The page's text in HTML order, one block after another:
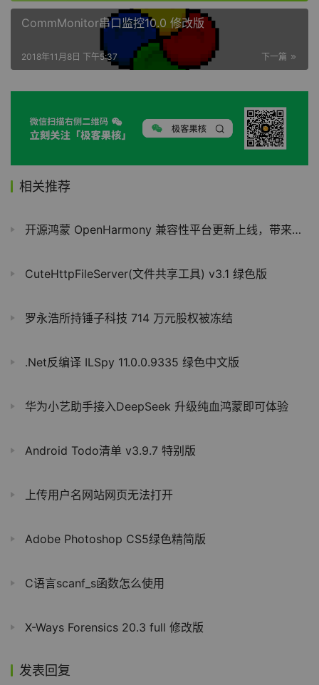
CommMonitor串口监控10.0 修改版
下一篇
2018年11月8日 下午5:37
相关推荐
开源鸿蒙 OpenHarmony 兼容性平台更新上线，带来进度提醒、公示管理、证书下载等
CuteHttpFileServer(文件共享工具) v3.1 绿色版
罗永浩所持锤子科技 714 万元股权被冻结
.Net反编译 ILSpy 11.0.0.9335 绿色中文版
华为小艺助手接入DeepSeek 升级纯血鸿蒙即可体验
Android Todo清单 v3.9.7 特别版
上传用户名网站网页无法打开
Adobe Photoshop CS5绿色精简版
C语言scanf_s函数怎么使用
X-Ways Forensics 20.3 full 修改版
发表回复